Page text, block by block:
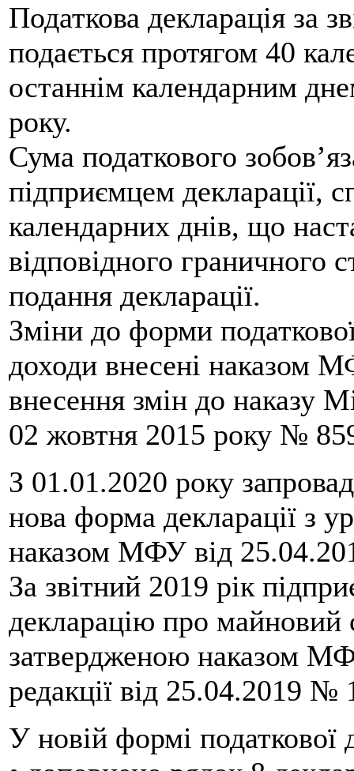
Податкова декларація за
подається протягом 40
останнім календарним
року.
Сума податкового
підприємцем декларації,
календарних днів, що
відповідного граничного
подання декларації.
Зміни до форми
доходи внесені наказом
внесення змін до наказу
02 жовтня 2015 року №
З 01.01.2020 року
нова форма декларації з
наказом МФУ від
За звітний 2019 рік
декларацію про
затвердженою наказом
редакції від 25.04.2019 №
У новій формі податкової